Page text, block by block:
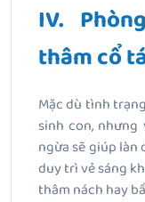
IV.
thâm cổ
Mặc dù tình
sinh con,
ngừa sẽ giúp làn
duy trì vẻ sáng
thâm nách hay